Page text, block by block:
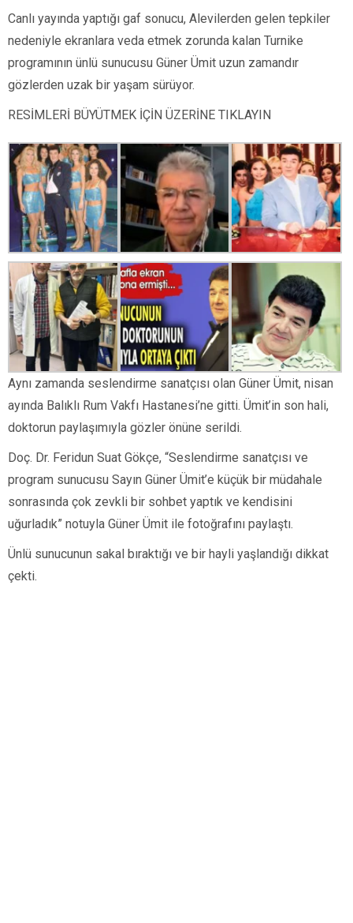
Canlı yayında yaptığı gaf sonucu, Alevilerden gelen tepkiler
nedeniyle ekranlara veda etmek zorunda kalan Turnike
programının ünlü sunucusu Güner Ümit uzun zamandır
gözlerden uzak bir yaşam sürüyor.
RESİMLERİ BÜYÜTMEK İÇİN ÜZERİNE TIKLAYIN
Aynı zamanda seslendirme sanatçısı olan Güner Ümit, nisan
ayında Balıklı Rum Vakfı Hastanesi’ne gitti. Ümit’in son hali,
doktorun paylaşımıyla gözler önüne serildi.
Doç. Dr. Feridun Suat Gökçe, “Seslendirme sanatçısı ve
program sunucusu Sayın Güner Ümit’e küçük bir müdahale
sonrasında çok zevkli bir sohbet yaptık ve kendisini
uğurladık” notuyla Güner Ümit ile fotoğrafını paylaştı.
Ünlü sunucunun sakal bıraktığı ve bir hayli yaşlandığı dikkat
çekti.